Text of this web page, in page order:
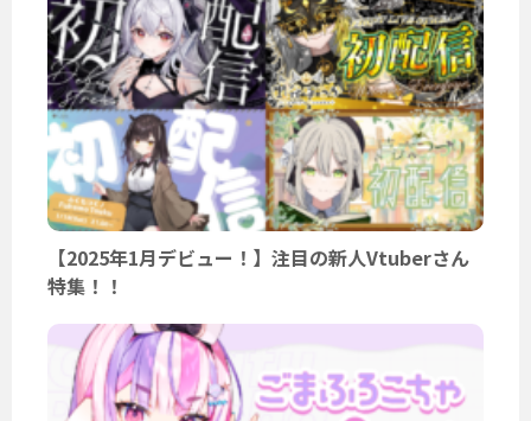
【2025年1月デビュー！】注目の新人Vtuberさん
特集！！